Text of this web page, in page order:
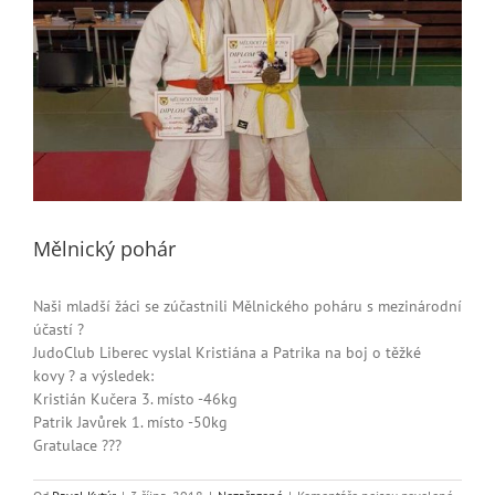
Mělnický pohár
Naši mladší žáci se zúčastnili Mělnického poháru s mezinárodní
účastí ?
JudoClub Liberec vyslal Kristiána a Patrika na boj o těžké
kovy? a výsledek:
Kristián Kučera 3. místo -46kg
Patrik Javůrek 1. místo -50kg
Gratulace ???